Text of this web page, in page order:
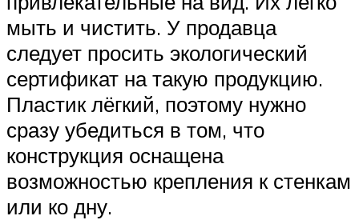
мыть и чистить. У продавца
следует просить экологический
сертификат на такую продукцию.
Пластик лёгкий, поэтому нужно
сразу убедиться в том, что
конструкция оснащена
возможностью крепления к стенкам
или ко дну.